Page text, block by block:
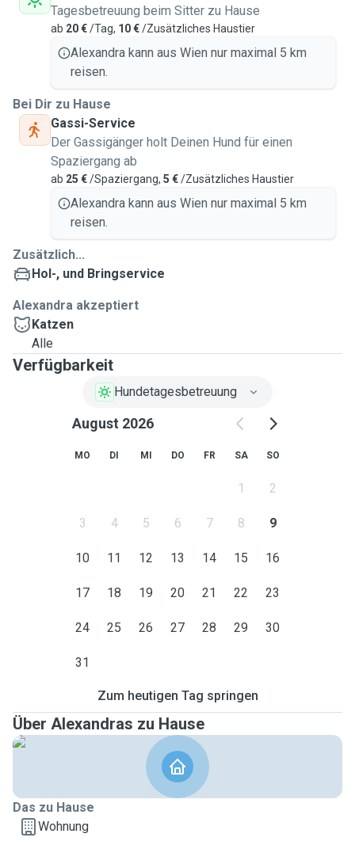
Tagesbetreuung beim Sitter zu Hause
ab 20 €/Tag, 10 €/Zusätzliches Haustier
Alexandra kann aus Wien nur maximal 5 km
reisen.
Bei Dir zu Hause
Gassi-Service
Der Gassigänger holt Deinen Hund für einen
Spaziergang ab
ab 25 €/Spaziergang, 5 €/Zusätzliches Haustier
Alexandra kann aus Wien nur maximal 5 km
reisen.
Zusätzlich...
Hol-, und Bringservice
Alexandra akzeptiert
Katzen
Alle
Verfügbarkeit
Hundetagesbetreuung
August 2026
MO DI MI DO FR SA SO
1 2
3 4 5 6 7 8 9
10 11 12 13 14 15 16
17 18 19 20 21 22 23
24 25 26 27 28 29 30
31
Zum heutigen Tag springen
Über Alexandras zu Hause
Das zu Hause
Wohnung